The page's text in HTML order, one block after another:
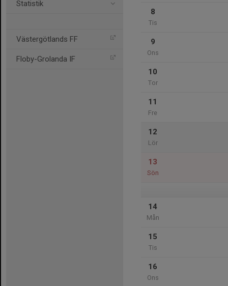
Statistik
Västergötlands FF
Floby-Grolanda IF
8
Tis
9
Ons
10
Tor
11
Fre
12
Lör
13
Sön
14
Mån
15
Tis
16
Ons